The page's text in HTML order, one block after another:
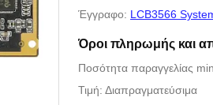
Έγγραφο: LCB3566
Όροι πληρωμής και
Ποσότητα παραγγελίας
Τιμή: Διαπραγματεύσιμα